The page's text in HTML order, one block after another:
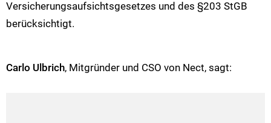
Versicherungsaufsichtsgesetzes und des §203 StGB
berücksichtigt.
Carlo Ulbrich, Mitgründer und CSO von Nect, sagt: